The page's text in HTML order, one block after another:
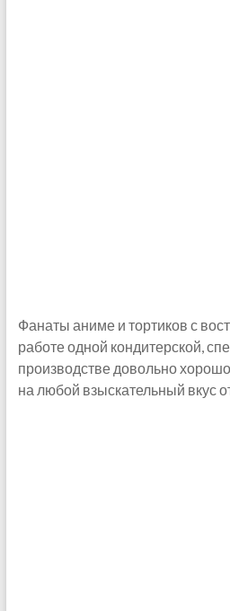
Фанаты аниме и тортиков с
работе одной кондитерской,
производстве довольно
на любой взыскательный вкус